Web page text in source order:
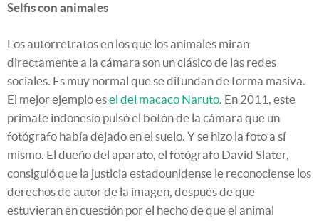
Selfis con animales
Los autorretratos en los que los animales miran
directamente a la cámara son un clásico de las redes
sociales. Es muy normal que se difundan de forma masiva.
El mejor ejemplo esel del macaco Naruto. En 2011, este
primate indonesio pulsó el botón de la cámara que un
fotógrafo había dejado en el suelo. Y se hizo la foto a sí
mismo. El dueño del aparato, el fotógrafo David Slater,
consiguió que la justicia estadounidense le reconociense los
derechos de autor de la imagen, después de que
estuvieran en cuestión por el hecho de que el animal